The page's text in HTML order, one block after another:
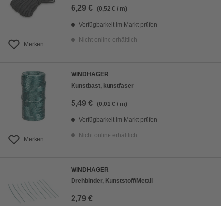
Preis absteigend
Merken
6,29 € (0,52 € / m)
Verfügbarkeit im Markt prüfen
Nicht online erhältlich
Merken
WINDHAGER
Kunstbast, kunstfaser
5,49 € (0,01 € / m)
Verfügbarkeit im Markt prüfen
Nicht online erhältlich
WINDHAGER
Drehbinder, Kunststoff/Metall
2,79 €